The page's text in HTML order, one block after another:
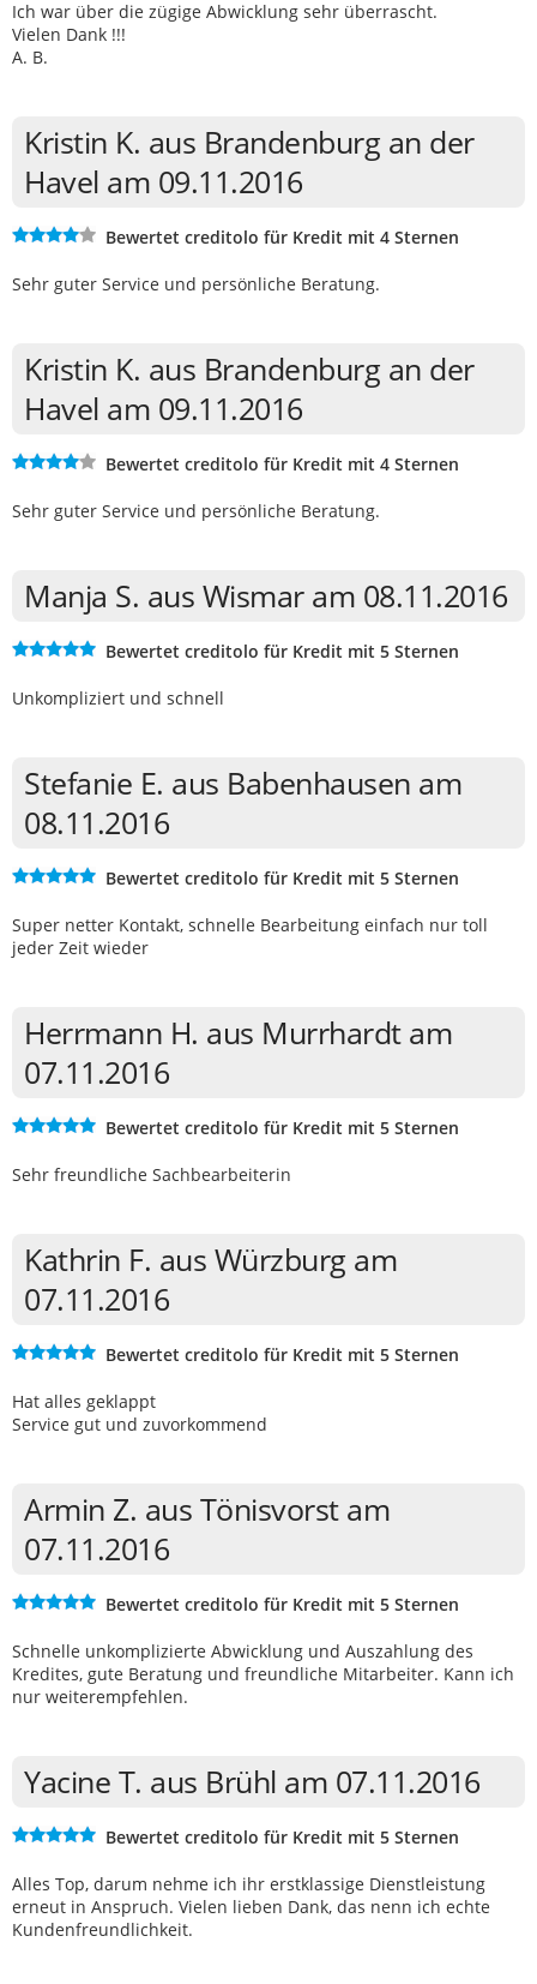
Ich war über die zügige Abwicklung sehr überrascht.
Vielen Dank !!!
A. B.
Kristin K. aus Brandenburg an der
Havel am 09.11.2016
Bewertet creditolo für Kredit mit 4 Sternen
Sehr guter Service und persönliche Beratung.
Kristin K. aus Brandenburg an der
Havel am 09.11.2016
Bewertet creditolo für Kredit mit 4 Sternen
Sehr guter Service und persönliche Beratung.
Manja S. aus Wismar am 08.11.2016
Bewertet creditolo für Kredit mit 5 Sternen
Unkompliziert und schnell
Stefanie E. aus Babenhausen am
08.11.2016
Bewertet creditolo für Kredit mit 5 Sternen
Super netter Kontakt, schnelle Bearbeitung einfach nur toll
jeder Zeit wieder
Herrmann H. aus Murrhardt am
07.11.2016
Bewertet creditolo für Kredit mit 5 Sternen
Sehr freundliche Sachbearbeiterin
Kathrin F. aus Würzburg am
07.11.2016
Bewertet creditolo für Kredit mit 5 Sternen
Hat alles geklappt
Service gut und zuvorkommend
Armin Z. aus Tönisvorst am
07.11.2016
Bewertet creditolo für Kredit mit 5 Sternen
Schnelle unkomplizierte Abwicklung und Auszahlung des
Kredites, gute Beratung und freundliche Mitarbeiter. Kann ich
nur weiterempfehlen.
Yacine T. aus Brühl am 07.11.2016
Bewertet creditolo für Kredit mit 5 Sternen
Alles Top, darum nehme ich ihr erstklassige Dienstleistung
erneut in Anspruch. Vielen lieben Dank, das nenn ich echte
Kundenfreundlichkeit.